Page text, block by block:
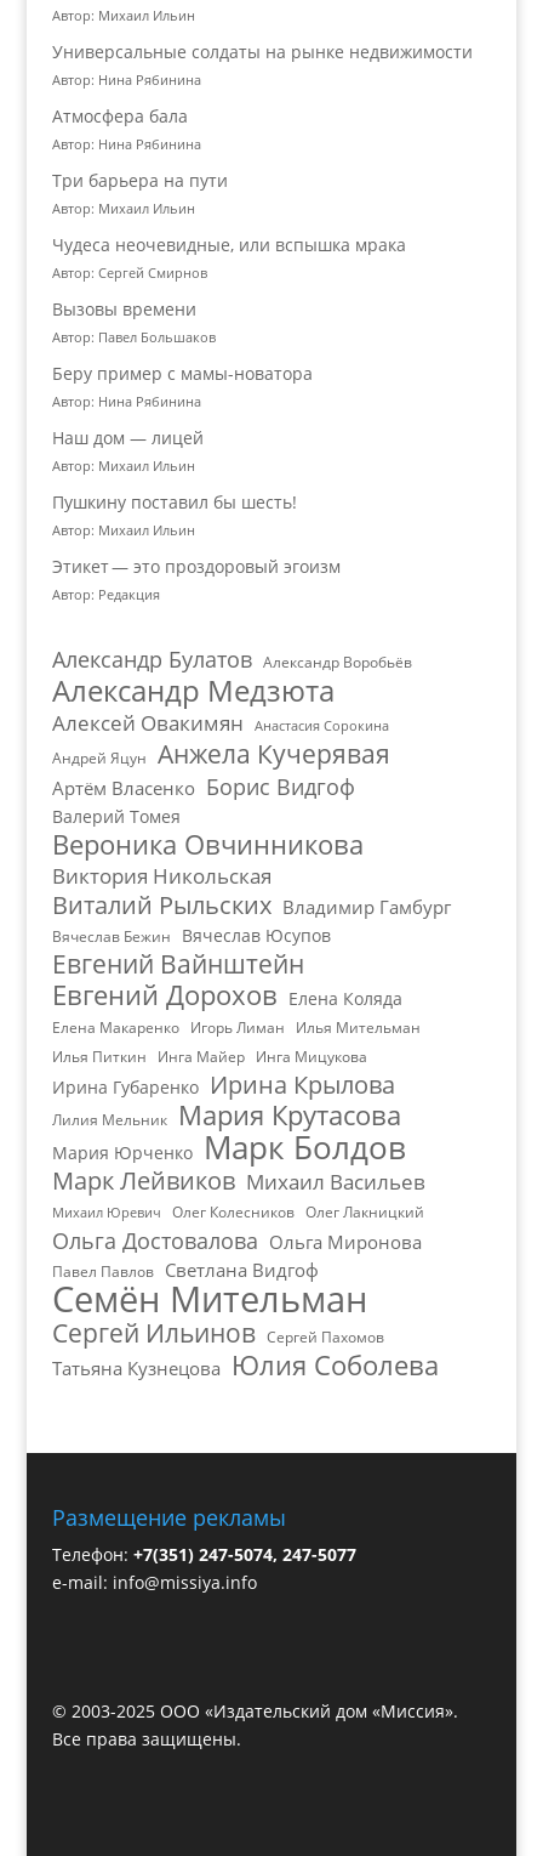
Автор: Михаил Ильин
Универсальные солдаты на рынке недвижимости
Автор: Нина Рябинина
Атмосфера бала
Автор: Нина Рябинина
Три барьера на пути
Автор: Михаил Ильин
Чудеса неочевидные, или вспышка мрака
Автор: Сергей Смирнов
Вызовы времени
Автор: Павел Большаков
Беру пример с мамы-новатора
Автор: Нина Рябинина
Наш дом — лицей
Автор: Михаил Ильин
Пушкину поставил бы шесть!
Автор: Михаил Ильин
Этикет — это проздоровый эгоизм
Автор: Редакция
Александр Булатов Александр Воробьёв
Александр Медзюта
Алексей Овакимян Анастасия Сорокина
Андрей Яцун Анжела Кучерявая
Артём Власенко Борис Видгоф
Валерий Томея
Вероника Овчинникова
Виктория Никольская
Виталий Рыльских Владимир Гамбург
Вячеслав Бежин Вячеслав Юсупов
Евгений Вайнштейн
Евгений Дорохов Елена Коляда
Елена Макаренко Игорь Лиман
Илья Мительман
Илья Питкин
Инга Майер Инга Мицукова
Ирина Губаренко Ирина Крылова
Лилия Мельник Мария Крутасова
Мария Юрченко Марк Болдов
Марк Лейвиков Михаил Васильев
Михаил Юревич Олег Колесников Олег Лакницкий
Ольга Достовалова Ольга Миронова
Павел Павлов Светлана Видгоф
Семён Мительман
Сергей Ильинов Сергей Пахомов
Татьяна Кузнецова Юлия Соболева
Размещение рекламы
Телефон: +7(351) 247-5074, 247-5077
e-mail: info@missiya.info
© 2003-2025 ООО «Издательский дом «Миссия».
Все права защищены.